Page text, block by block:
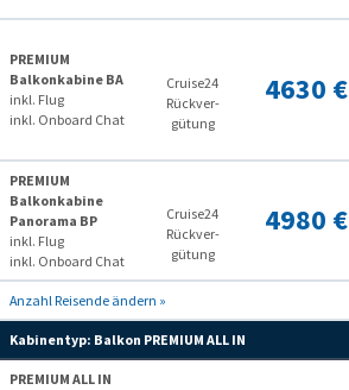
PREMIUM
Balkonkabine BA
inkl. Flug
inkl. Onboard Chat
Cruise24
Rückver­
gütung
4630 €
PREMIUM
Balkonkabine
Panorama BP
inkl. Flug
inkl. Onboard Chat
Cruise24
Rückver­
gütung
4980 €
Anzahl Reisende ändern »
Kabinentyp: Balkon PREMIUM ALL IN
PREMIUM ALL IN